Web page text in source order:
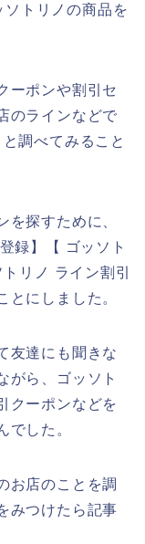
トリノの商品を
ーポンや割引セ
のラインなどで
調べてみること
を探すために、
録】【 ゴッソト
リノ ライン割引
とにしました。
友達にも聞きな
がら、ゴッソト
クーポンなどを
でした。
お店のことを調
みつけたら記事